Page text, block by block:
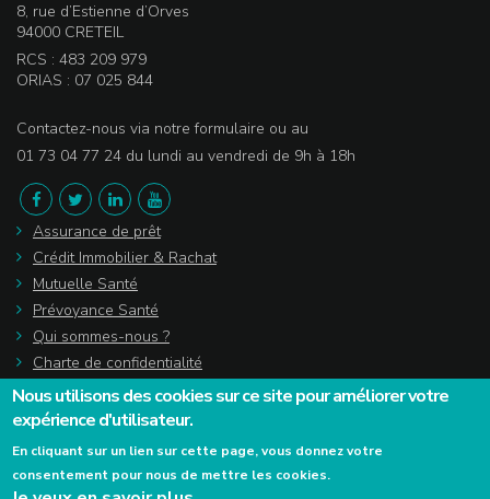
8, rue d’Estienne d’Orves
94000 CRETEIL
RCS : 483 209 979
ORIAS : 07 025 844
Contactez-nous via notre formulaire ou au
01 73 04 77 24 du lundi au vendredi de 9h à 18h
Assurance de prêt
Crédit Immobilier & Rachat
Mutuelle Santé
Prévoyance Santé
Qui sommes-nous ?
Charte de confidentialité
Actualités
Lexique
Témoignages
Nous utilisons des cookies sur ce site pour améliorer votre
expérience d'utilisateur.
En cliquant sur un lien sur cette page, vous donnez votre
consentement pour nous de mettre les cookies.